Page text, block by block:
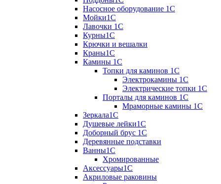
Насосное оборудование 1С
Мойки1С
Лавочки 1С
Курны1С
Крючки и вешалки
Краны1С
Камины 1C
Топки для каминов 1C
Электрокамины 1С
Электрические топки 1C
Порталы для каминов 1С
Мраморные камины 1C
Зеркала1С
Душевые лейки1С
Доборный брус 1С
Деревянные подставки
Ванны1С
Хромированные
Аксессуары1С
Акриловые раковины